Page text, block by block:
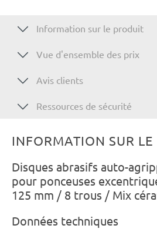
Information sur le produit
Vue d'ensemble des prix
Avis clients
Ressources de sécurité
INFORMATION SUR
Disques abrasifs auto-
pour ponceuses
125 mm / 8 trous / Mix
Données techniques